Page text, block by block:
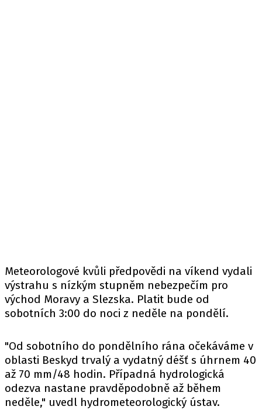
Meteorologové kvůli předpovědi na víkend vydali
výstrahu s nízkým stupněm nebezpečím pro
východ Moravy a Slezska. Platit bude od
sobotních 3:00 do noci z neděle na pondělí.
"Od sobotního do pondělního rána očekáváme v
oblasti Beskyd trvalý a vydatný déšť s úhrnem 40
až 70 mm/48 hodin. Případná hydrologická
odezva nastane pravděpodobně až během
neděle," uvedl hydrometeorologický ústav.